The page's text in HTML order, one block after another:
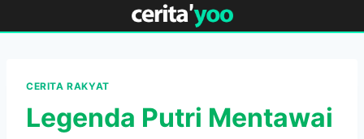
to
CERITA RAKYAT
Legenda Putri Mentawai